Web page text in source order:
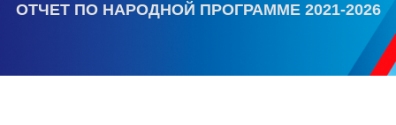
ОТЧЕТ ПО НАРОДНОЙ ПРОГРАММЕ 2021-2026